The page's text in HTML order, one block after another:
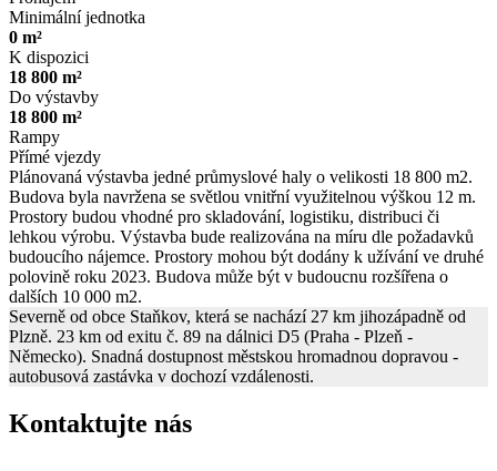
Minimální jednotka
0 m²
K dispozici
18 800 m²
Do výstavby
18 800 m²
Rampy
Přímé vjezdy
Plánovaná výstavba jedné průmyslové haly o velikosti 18 800 m2.
Budova byla navržena se světlou vnitřní využitelnou výškou 12 m.
Prostory budou vhodné pro skladování, logistiku, distribuci či
lehkou výrobu. Výstavba bude realizována na míru dle požadavků
budoucího nájemce. Prostory mohou být dodány k užívání ve druhé
polovině roku 2023. Budova může být v budoucnu rozšířena o
dalších 10 000 m2.
Severně od obce Staňkov, která se nachází 27 km jihozápadně od
Plzně. 23 km od exitu č. 89 na dálnici D5 (Praha - Plzeň -
Německo). Snadná dostupnost městskou hromadnou dopravou -
autobusová zastávka v dochozí vzdálenosti.
Kontaktujte nás